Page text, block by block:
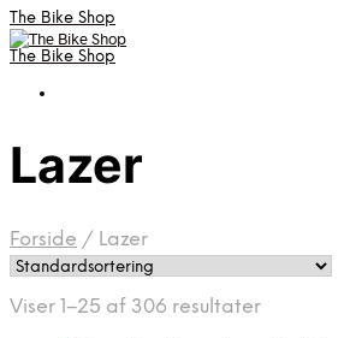
The Bike Shop
The Bike Shop
Lazer
Forside / Lazer
Viser 1–25 af 306 resultater